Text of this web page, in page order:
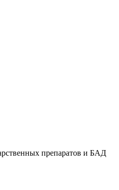
препаратов и БАД